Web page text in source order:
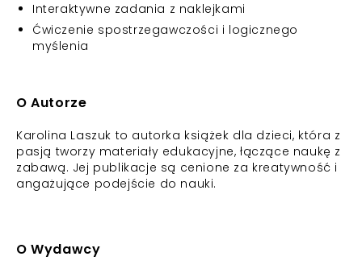
Interaktywne zadania z naklejkami
Ćwiczenie spostrzegawczości i logicznego
myślenia
O Autorze
Karolina Laszuk to autorka książek dla dzieci, która z
pasją tworzy materiały edukacyjne, łączące naukę z
zabawą. Jej publikacje są cenione za kreatywność i
angażujące podejście do nauki.
O Wydawcy